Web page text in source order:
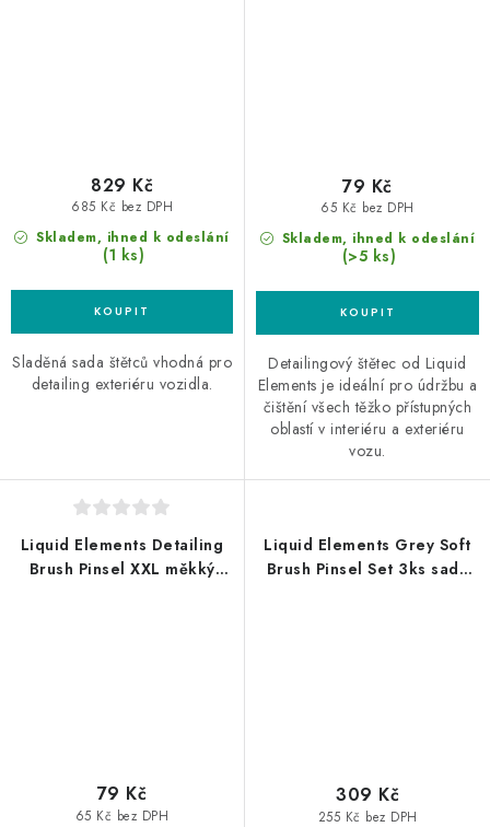
Skladem, ihned k odeslání
(1 ks)
685 Kč bez DPH
829 Kč
Sladěná sada štětců vhodná pro
detailing exteriéru vozidla.
Skladem, ihned k odeslání
(>5 ks)
65 Kč bez DPH
79 Kč
Detailingový štětec od Liquid
Elements je ideální pro údržbu a
čištění všech těžko přístupných
oblastí v interiéru a exteriéru
vozu.
Liquid Elements Detailing
Brush Pinsel XXL měkký
65 Kč bez DPH
79 Kč
Liquid Elements Grey Soft
Brush Pinsel Set 3ks sada
255 Kč bez DPH
309 Kč